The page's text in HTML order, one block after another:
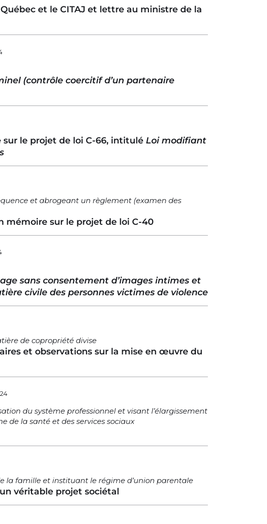
et le CITAJ et lettre au ministre de la
(contrôle coercitif d’un partenaire
le projet de loi C-66, intitulé Loi modifiant
et abrogeant un règlement (examen des
mémoire sur le projet de loi C-40
sans consentement d’images intimes et
civile des personnes victimes de violence
de copropriété divise
et observations sur la mise en œuvre du
du système professionnel et visant l’élargissement
de la santé et des services sociaux
la famille et instituant le régime d’union parentale
véritable projet sociétal